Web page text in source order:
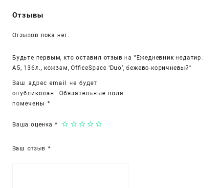
OfficeSpace
бежево-
Отзывы
Отзывов пока нет.
Будьте первым, кто оставил отзыв на “Ежедневник недатир.
A5, 136л., кожзам, OfficeSpace ‘Duo’, бежево-коричневый”
Ваш адрес email не будет
опубликован. Обязательные поля
помечены *
Ваша оценка *
Ваш отзыв *